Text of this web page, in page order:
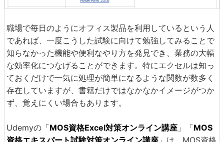
職場で毎日のようにオフィス製品を利用しているという人
であれば、一度こうした試験に向けて勉強してみることで
知らなかった機能や便利なやり方を発見でき、業務の大幅
な効率化につなげることができます。特にエクセルは知っ
ておくだけで一気に処理が簡単になるような関数が数多く
存在していますが、書籍だけではなかなかイメージがつか
ず、覚えにくい場合もあります。
Udemyの「MOS資格Excel対策オンライン講座 」「MOS